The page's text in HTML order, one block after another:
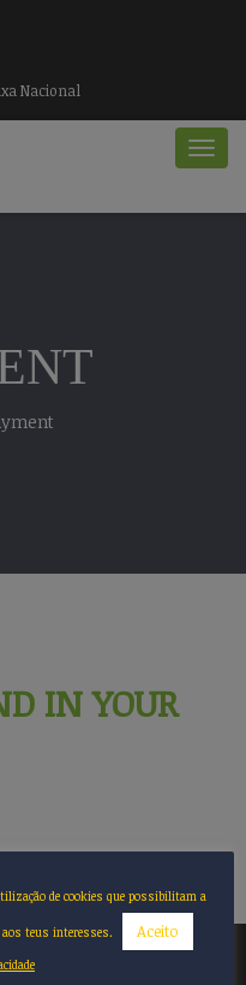
Nacional
IN YOUR
de cookies que possibilitam a
aos teus interesses. Aceito